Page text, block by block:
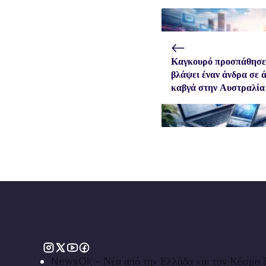
Καγκουρό
βλάψει έναν άνδρα σε
καβγά στην Αυστραλία
NewsOk - Νέα από την Ελλάδα και τον Κόσμο